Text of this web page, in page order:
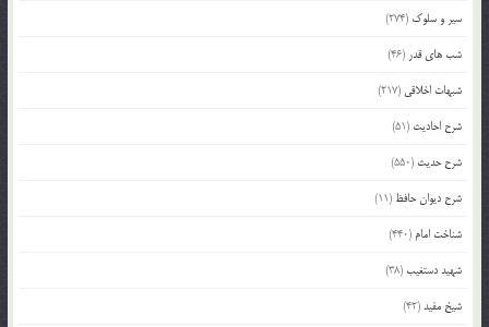
سیر و سلوک (274)
شب های قدر (46)
شبهات اخلاقی (217)
شرح احادیث (51)
شرح حدیث (550)
شرح دیوان حافظ (11)
شناخت امام (440)
شهید دستغیب(38)
شیخ مفید(42)